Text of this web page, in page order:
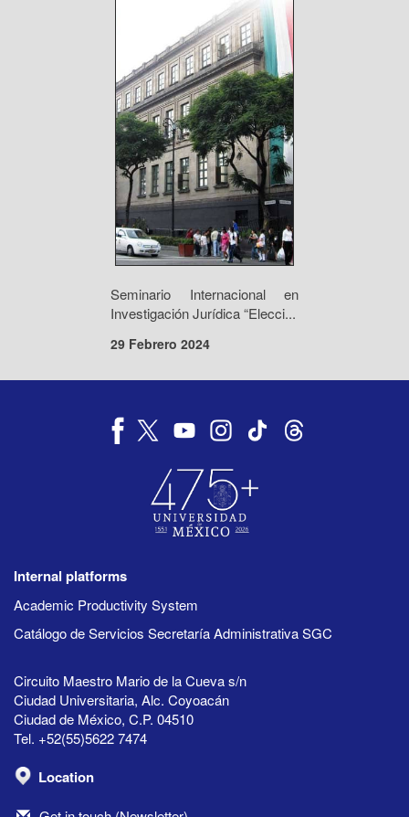
Seminario Internacional en
Investigación Jurídica “Elecci...
29 Febrero 2024
Internal platforms
Academic Productivity System
Catálogo de Servicios Secretaría Administrativa SGC
Circuito Maestro Mario de la Cueva s/n
Ciudad Universitaria, Alc. Coyoacán
Ciudad de México, C.P. 04510
Tel. +52(55)5622 7474
Location